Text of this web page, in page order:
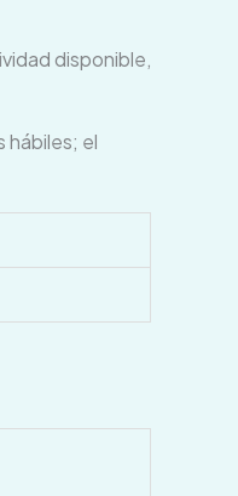
disponible,
hábiles; el